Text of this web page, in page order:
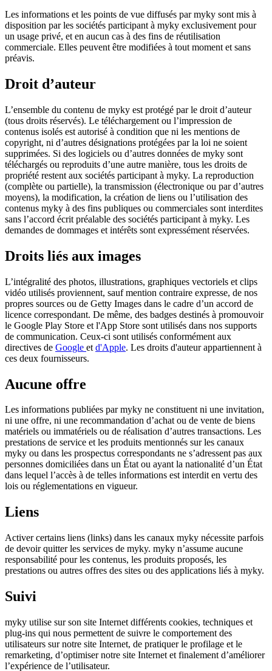
Les informations et les points de vue diffusés par myky sont mis à
disposition par les sociétés participant à myky exclusivement pour
un usage privé, et en aucun cas à des fins de réutilisation
commerciale. Elles peuvent être modifiées à tout moment et sans
préavis.
Droit d’auteur
L’ensemble du contenu de myky est protégé par le droit d’auteur
(tous droits réservés). Le téléchargement ou l’impression de
contenus isolés est autorisé à condition que ni les mentions de
copyright, ni d’autres désignations protégées par la loi ne soient
supprimées. Si des logiciels ou d’autres données de myky sont
téléchargés ou reproduits d’une autre manière, tous les droits de
propriété restent aux sociétés participant à myky. La reproduction
(complète ou partielle), la transmission (électronique ou par d’autres
moyens), la modification, la création de liens ou l’utilisation des
contenus myky à des fins publiques ou commerciales sont interdites
sans l’accord écrit préalable des sociétés participant à myky. Les
demandes de dommages et intérêts sont expressément réservées.
Droits liés aux images
L’intégralité des photos, illustrations, graphiques vectoriels et clips
vidéo utilisés proviennent, sauf mention contraire expresse, de nos
propres sources ou de Getty Images dans le cadre d’un accord de
licence correspondant. De même, des badges destinés à promouvoir
le Google Play Store et l'App Store sont utilisés dans nos supports
de communication. Ceux-ci sont utilisés conformément aux
directives de Google et d'Apple. Les droits d'auteur appartiennent à
ces deux fournisseurs.
Aucune offre
Les informations publiées par myky ne constituent ni une invitation,
ni une offre, ni une recommandation d’achat ou de vente de biens
matériels ou immatériels ou de réalisation d’autres transactions. Les
prestations de service et les produits mentionnés sur les canaux
myky ou dans les prospectus correspondants ne s’adressent pas aux
personnes domiciliées dans un État ou ayant la nationalité d’un État
dans lequel l’accès à de telles informations est interdit en vertu des
lois ou réglementations en vigueur.
Liens
Activer certains liens (links) dans les canaux myky nécessite parfois
de devoir quitter les services de myky. myky n’assume aucune
responsabilité pour les contenus, les produits proposés, les
prestations ou autres offres des sites ou des applications liés à myky.
Suivi
myky utilise sur son site Internet différents cookies, techniques et
plug-ins qui nous permettent de suivre le comportement des
utilisateurs sur notre site Internet, de pratiquer le profilage et le
remarketing, d’optimiser notre site Internet et finalement d’améliorer
l’expérience de l’utilisateur.